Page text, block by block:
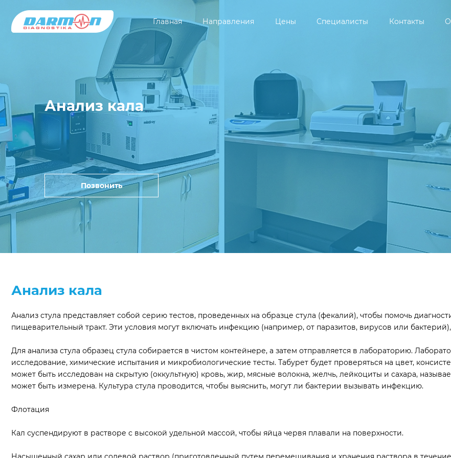
Главная Направления Цены Специалисты Контакты
Анализ кала
Позвонить
Анализ кала
Анализ стула представляет собой серию тестов, проведенных на образце стула (фекалий), чтобы помочь
пищеварительный тракт. Эти условия могут включать инфекцию (например, от паразитов, вирусов или
Для анализа стула образец стула собирается в чистом контейнере, а затем отправляется в лабораторию.
исследование, химические испытания и микробиологические тесты. Табурет будет проверяться на цвет,
может быть исследован на скрытую (оккультную) кровь, жир, мясные волокна, желчь, лейкоциты и сахара,
может быть измерена. Культура стула проводится, чтобы выяснить, могут ли бактерии вызывать инфекцию.
Флотация
Кал суспендируют в растворе с высокой удельной массой, чтобы яйца червя плавали на поверхности.